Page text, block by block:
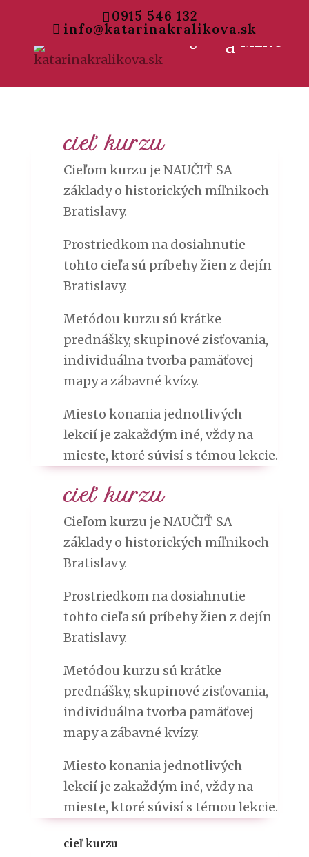
0915 546 132
info@katarinakralikova.sk
cieľ kurzu
Cieľom kurzu je NAUČIŤ SA
základy o historických míľnikoch
Bratislavy.
Prostriedkom na dosiahnutie
tohto cieľa sú príbehy žien z dejín
Bratislavy.
Metódou kurzu sú krátke
prednášky, skupinové zisťovania,
individuálna tvorba pamäťovej
mapy a zábavné kvízy.
Miesto konania jednotlivých
lekcií je zakaždým iné, vždy na
mieste, ktoré súvisí s témou lekcie.
cieľ kurzu
Cieľom kurzu je NAUČIŤ SA
základy o historických míľnikoch
Bratislavy.
Prostriedkom na dosiahnutie
tohto cieľa sú príbehy žien z dejín
Bratislavy.
Metódou kurzu sú krátke
prednášky, skupinové zisťovania,
individuálna tvorba pamäťovej
mapy a zábavné kvízy.
Miesto konania jednotlivých
lekcií je zakaždým iné, vždy na
mieste, ktoré súvisí s témou lekcie.
cieľ kurzu